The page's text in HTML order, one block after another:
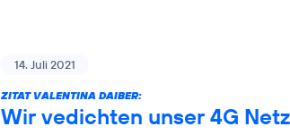
14. Juli 2021
ZITAT VALENTINA DAIBER:
Wir vedichten unser 4G